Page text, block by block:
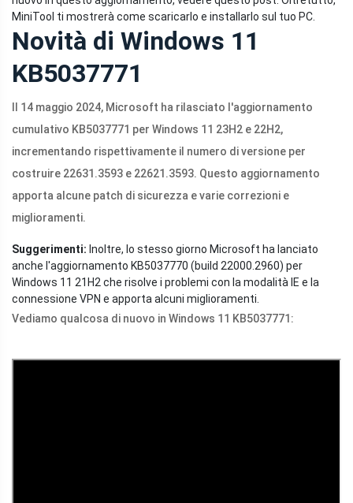
MiniTool ti mostrerà come scaricarlo e installarlo sul tuo PC.
Novità di Windows 11
KB5037771
Il 14 maggio 2024, Microsoft ha rilasciato l'aggiornamento
cumulativo KB5037771 per Windows 11 23H2 e 22H2,
incrementando rispettivamente il numero di versione per
costruire 22631.3593 e 22621.3593. Questo aggiornamento
apporta alcune patch di sicurezza e varie correzioni e
miglioramenti.
Suggerimenti: Inoltre, lo stesso giorno Microsoft ha lanciato
anche l'aggiornamento KB5037770 (build 22000.2960) per
Windows 11 21H2 che risolve i problemi con la modalità IE e la
connessione VPN e apporta alcuni miglioramenti.
Vediamo qualcosa di nuovo in Windows 11 KB5037771: